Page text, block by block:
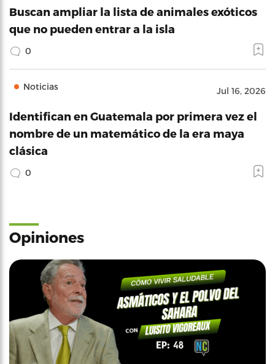
Buscan ampliar la lista de animales exóticos
que no pueden entrar a la isla
0
Noticias Jul 16, 2026
Identifican en Guatemala por primera vez el
nombre de un matemático de la era maya
clásica
0
Opiniones